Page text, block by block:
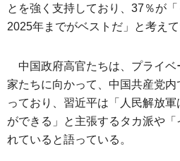
とを強く支持しており、37％が「
2025年までがベストだ」と考えて
中国政府高官たちは、プライ
家たちに向かって、中国共産党内
っており、習近平は「人民解放
ができる」と主張するタカ派や「
れていると語っている。